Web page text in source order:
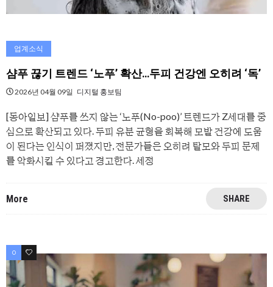
업계소식
샴푸 끊기 트렌드 ‘노푸’ 확산…두피 건강엔 오히려 ‘독’
2026년 04월 09일 디지털 홍보팀
[동아일보] 샴푸를 쓰지 않는 ‘노푸(No-poo)’ 트렌드가 Z세대를 중
심으로 확산되고 있다. 두피 유분 균형을 회복해 모발 건강에 도움
이 된다는 인식이 퍼졌지만, 전문가들은 오히려 탈모와 두피 문제
를 악화시킬 수 있다고 경고한다. 세정
More SHARE
0 0